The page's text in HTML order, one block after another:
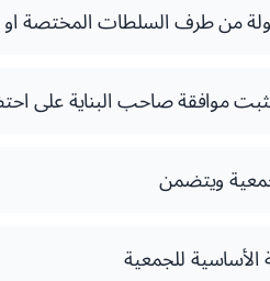
من طرف السلطات
موافقة صاحب البناية على
ويتضمن
للجمعية